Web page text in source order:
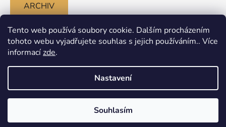
Tento web používá soubory cookie. Dalším procházením
tohoto webu vyjadřujete souhlas s jejich používáním.. Více
informacízde.
Nastavení
Souhlasím
ARCHIV
Vytvořil Shoptet
Merlinovo Psikralovstvi.cz - eshop pro
psy. Všechna práva vyhrazena.